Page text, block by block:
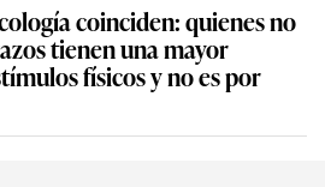
coinciden: quienes no
tienen una mayor
físicos y no es por